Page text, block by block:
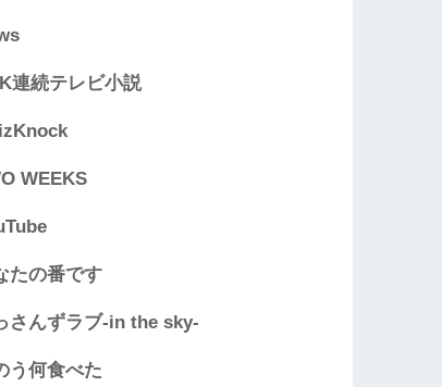
連続テレビ小説
WEEKS
たの番です
さんずラブ-in the sky-
う何食べた